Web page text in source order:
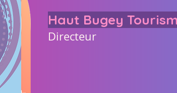
Haut Bugey
Directeur